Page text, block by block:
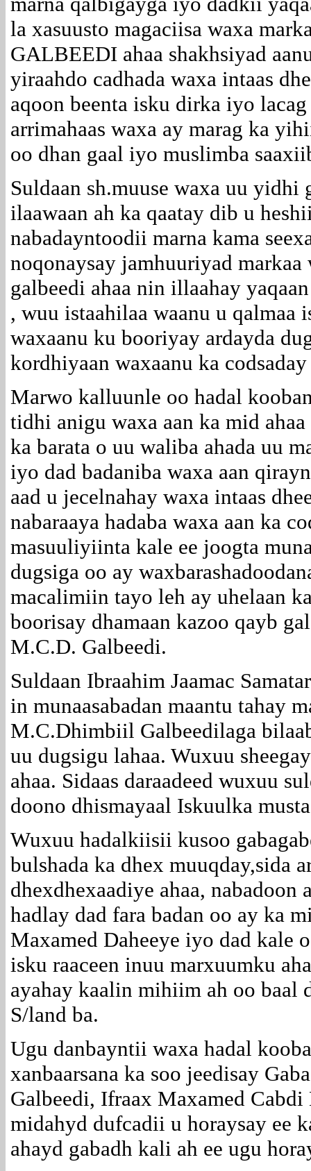
la xasuusto magaciisa waxa
GALBEEDI ahaa shakhsiyad
yiraahdo cadhada waxa intaas
aqoon beenta isku dirka iyo
arrimahaas waxa ay marag ka
oo dhan gaal iyo muslimba
Suldaan sh.muuse waxa uu
ilaawaan ah ka qaatay dib u
nabadayntoodii marna kama
noqonaysay jamhuuriyad
galbeedi ahaa nin illaahay
, wuu istaahilaa waanu u
waxaanu ku booriyay ardayda
kordhiyaan waxaanu ka
Marwo kalluunle oo hadal
tidhi anigu waxa aan ka mid
ka barata o uu waliba ahada uu
iyo dad badaniba waxa aan
aad u jecelnahay waxa intaas
nabaraaya hadaba waxa aan ka
masuuliyiinta kale ee joogta
dugsiga oo ay
macalimiin tayo leh ay uhelaan
boorisay dhamaan kazoo qayb
M.C.D. Galbeedi.
Suldaan Ibraahim Jaamac
in munaasabadan maantu tahay
M.C.Dhimbiil Galbeedilaga
uu dugsigu lahaa. Wuxuu
ahaa. Sidaas daraadeed wuxuu
doono dhismayaal Iskuulka
Wuxuu hadalkiisii kusoo
bulshada ka dhex muuqday,sida
dhexdhexaadiye ahaa, nabadoon
hadlay dad fara badan oo ay ka
Maxamed Daheeye iyo dad kale
isku raaceen inuu marxuumku
ayahay kaalin mihiim ah oo baal
S/land ba.
Ugu danbayntii waxa hadal
xanbaarsana ka soo jeedisay
Galbeedi, Ifraax Maxamed
midahyd dufcadii u horaysay ee
ahayd gabadh kali ah ee ugu